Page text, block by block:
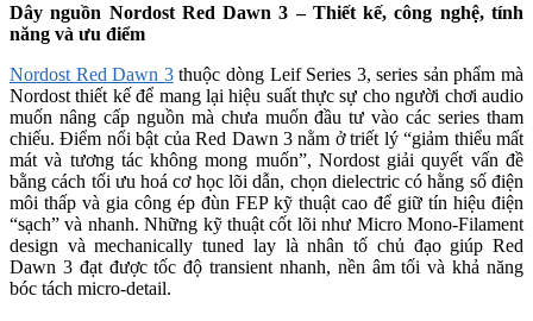
Dây nguồn Nordost Red Dawn 3–Thiết kế, công nghệ, tính
năng và ưu điểm
Nordost Red Dawn 3thuộc dòng Leif Series 3, series sản phẩm mà
Nordost thiết kế để mang lại hiệu suất thực sự cho người chơi audio
muốn nâng cấp nguồn mà chưa muốn đầu tư vào các series tham
chiếu. Điểm nổi bật của Red Dawn 3 nằm ở triết lý “giảm thiểu mất
mát và tương tác không mong muốn”, Nordost giải quyết vấn đề
bằng cách tối ưu hoá cơ học lõi dẫn, chọn dielectric có hằng số điện
môi thấp và gia công ép đùn FEP kỹ thuật cao để giữ tín hiệu điện
“sạch” và nhanh. Những kỹ thuật cốt lõi như Micro Mono-Filament
design và mechanically tuned lay là nhân tố chủ đạo giúp Red
Dawn 3 đạt được tốc độ transient nhanh, nền âm tối và khả năng
bóc tách micro-detail.